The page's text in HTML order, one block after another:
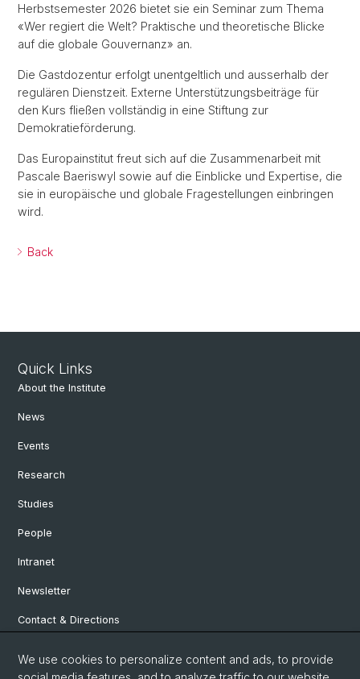
Herbstsemester 2026 bietet sie ein Seminar zum Thema
«Wer regiert die Welt? Praktische und theoretische Blicke
auf die globale Gouvernanz» an.
Die Gastdozentur erfolgt unentgeltlich und ausserhalb der
regulären Dienstzeit. Externe Unterstützungsbeiträge für
den Kurs fließen vollständig in eine Stiftung zur
Demokratieförderung.
Das Europainstitut freut sich auf die Zusammenarbeit mit
Pascale Baeriswyl sowie auf die Einblicke und Expertise, die
sie in europäische und globale Fragestellungen einbringen
wird.
Back
Quick Links
About the Institute
News
Events
Research
Studies
People
Intranet
Newsletter
Contact & Directions
Social Media
We use cookies to personalize content and ads, to provide